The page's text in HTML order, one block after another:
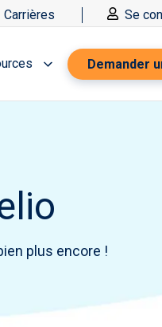
Carrières Se
Demander
plus encore !